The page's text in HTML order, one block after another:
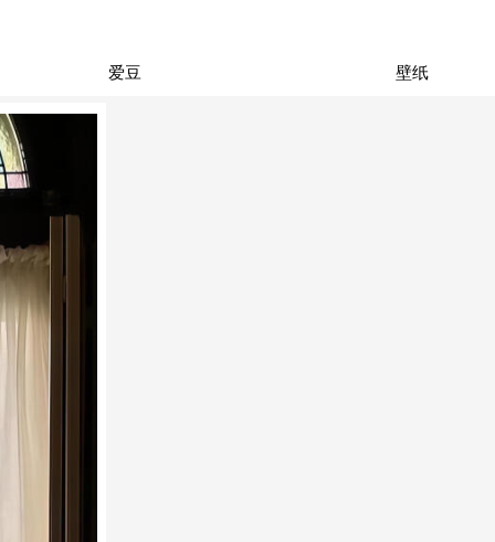
爱豆 壁纸